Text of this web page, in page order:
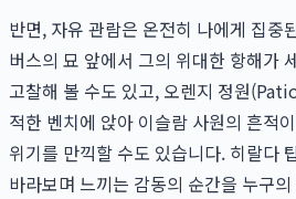
반면, 자유 관람은 온전히 나에게 집중
버스의 묘 앞에서 그의 위대한 항해가
고찰해 볼 수도 있고, 오렌지 정원
적한 벤치에 앉아 이슬람 사원의 흔적
위기를 만끽할 수도 있습니다. 히랄다
바라보며 느끼는 감동의 순간을 누구